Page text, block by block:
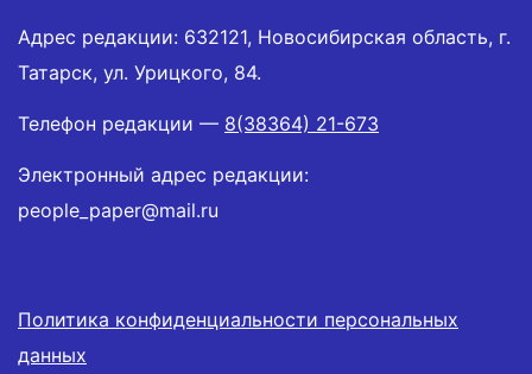
Адрес редакции: 632121, Новосибирская область, г.
Татарск, ул. Урицкого, 84.
Телефон редакции — 8(38364) 21-673
Электронный адрес редакции:
people_paper@mail.ru
Политика конфиденциальности персональных
данных